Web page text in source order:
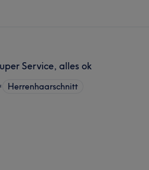
Service, alles ok
• Herrenhaarschnitt